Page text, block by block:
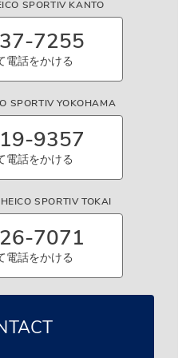
SPORTIV KANTO
7255
電話をかける
SPORTIV YOKOHAMA
9357
電話をかける
SPORTIV TOKAI
7071
電話をかける